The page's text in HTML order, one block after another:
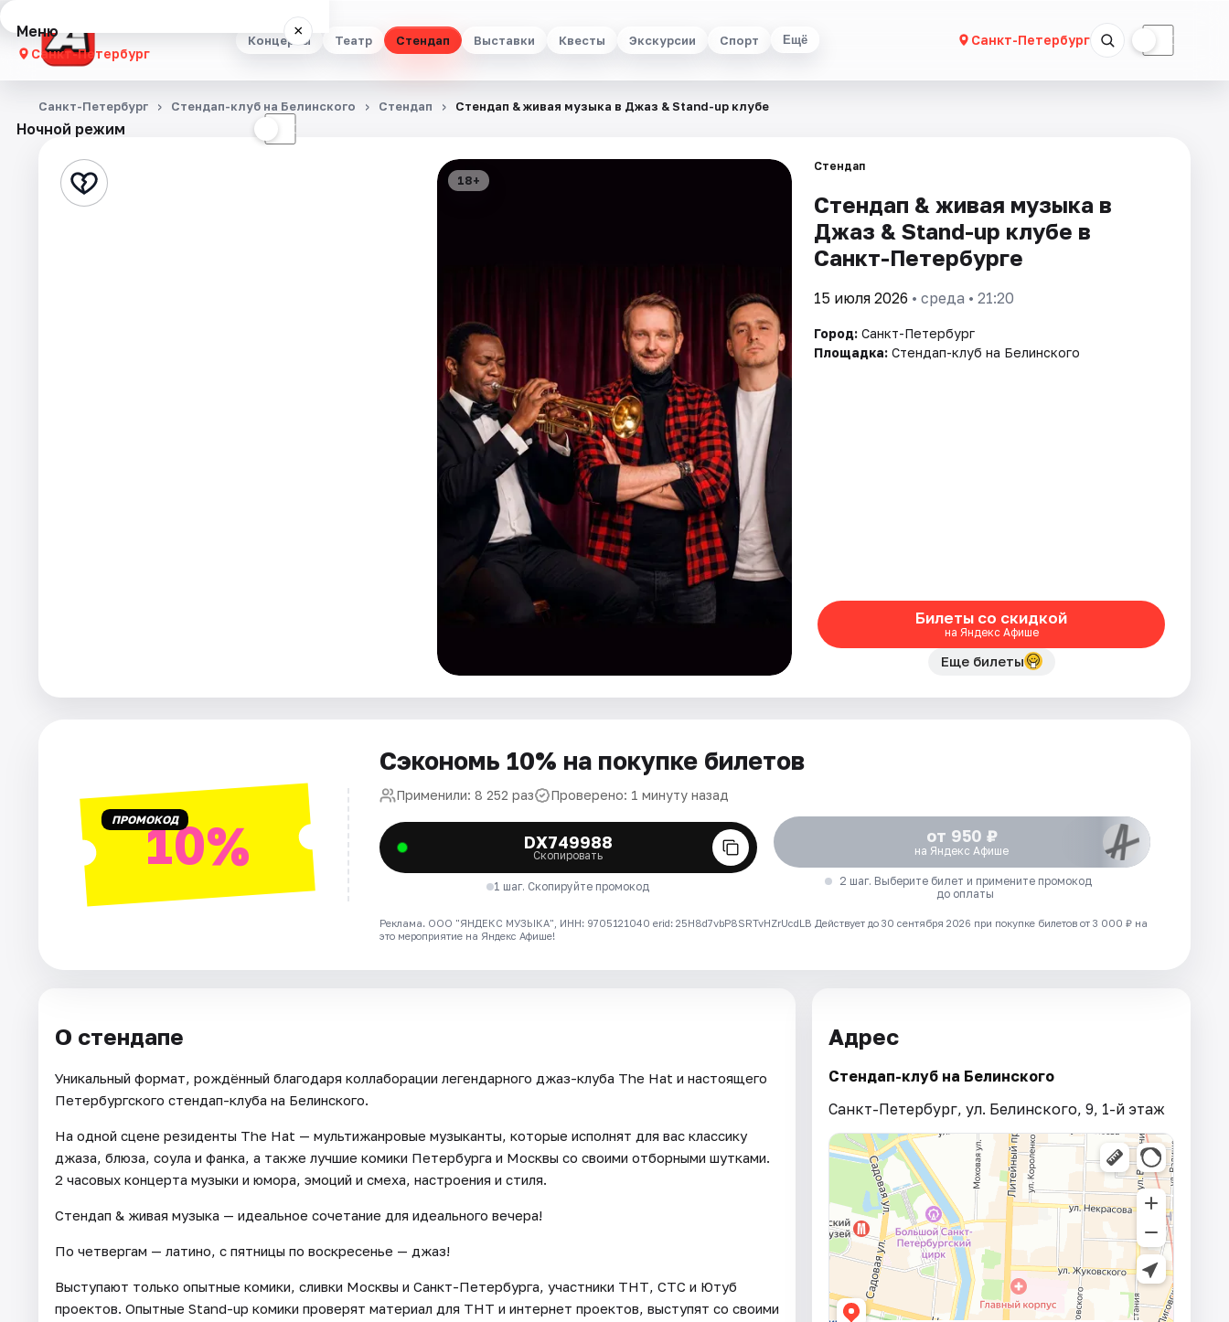
Концерты Театр Стендап Выставки Квесты Экскурсии Спорт Ещё Санкт-Петербург ☾
Меню ×
Санкт-Петербург
Концерты
Стендап
Ночной режим ☾
Санкт-Петербург Стендап-клуб на Белинского Стендап Стендап & живая музыка в Джаз & Stand-up клубе
18+
Стендап
Стендап & живая музыка в
Джаз & Stand-up клубе в
Санкт-Петербурге
15 июля 2026 • среда • 21:20
Город: Санкт-Петербург
Площадка: Стендап-клуб на Белинского
Билеты со скидкой
на Яндекс Афише
Еще билеты
ПРОМОКОД10%
Сэкономь 10% на покупке билетов
Применили: 8 252 раз Проверено: 1 минуту назад
DX749988
Скопировать
1 шаг. Скопируйте промокод
от 950 ₽
на Яндекс Афише
2 шаг. Выберите билет и примените промокод
до оплаты
Реклама. ООО "ЯНДЕКС МУЗЫКА", ИНН: 9705121040 erid: 25H8d7vbP8SRTvHZrUcdLB Действует до 30 сентября 2026 при покупке билетов от 3 000 ₽ на
это мероприятие на Яндекс Афише!
О стендапе
Уникальный формат, рождённый благодаря коллаборации легендарного джаз-клуба The Hat и настоящего
Петербургского стендап-клуба на Белинского.
На одной сцене резиденты The Hat — мультижанровые музыканты, которые исполнят для вас классику
джаза, блюза, соула и фанка, а также лучшие комики Петербурга и Москвы со своими отборными шутками.
2 часовых концерта музыки и юмора, эмоций и смеха, настроения и стиля.
Стендап & живая музыка — идеальное сочетание для идеального вечера!
По четвергам — латино, с пятницы по воскресенье — джаз!
Выступают только опытные комики, сливки Москвы и Санкт-Петербурга, участники ТНТ, СТС и Ютуб
проектов. Опытные Stand-up комики проверят материал для ТНТ и интернет проектов, выступят со своими
Адрес
Стендап-клуб на Белинского
Санкт-Петербург, ул. Белинского, 9, 1-й этаж